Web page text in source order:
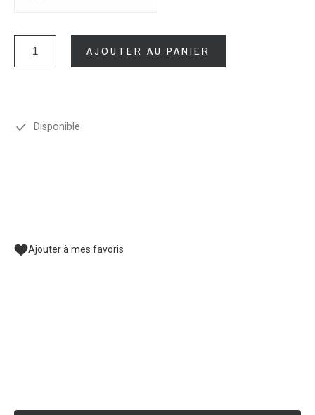
AJOUTER AU PANIER
Disponible
Ajouter à mes favoris